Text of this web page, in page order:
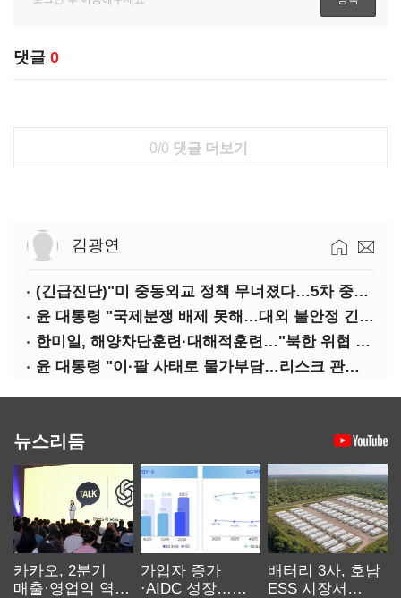
댓글 0
0/0 댓글 더보기
김광연
(긴급진단)"미 중동외교 정책 무너졌다…5차 중동전 가능성은 낮아"
윤 대통령 "국제분쟁 배제 못해…대외 불안정 긴밀대응"
한미일, 해양차단훈련·대해적훈련…"북한 위협 억제"
윤 대통령 "이·팔 사태로 물가부담…리스크 관리 만전 기해야"
뉴스리듬
카카오, 2분기
매출·영업익 역대
가입자 증가
·AIDC 성장…
배터리 3사, 호남
ESS 시장서